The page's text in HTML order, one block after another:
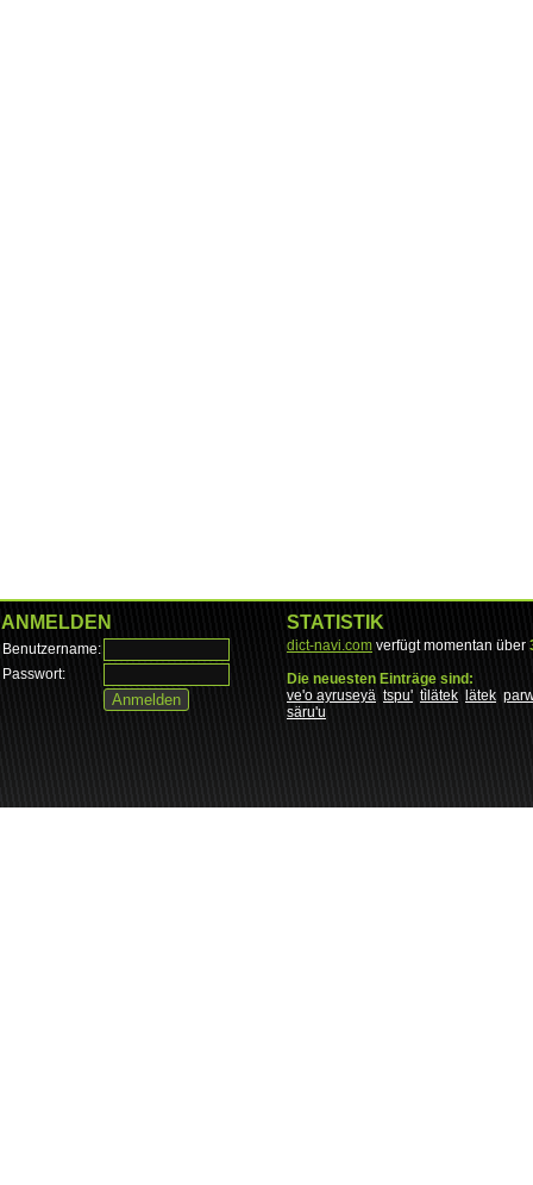
ANMELDEN
Benutzername:
Passwort:
STATISTIK
dict-navi.com verfügt momentan über
Die neuesten Einträge sind:
ve'o ayruseyä tspu' tìlätek lätek
säru'u